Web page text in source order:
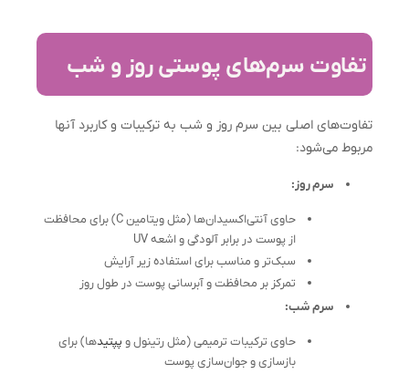
تفاوت سرم‌های پوستی روز و شب
تفاوت‌های اصلی بین سرم روز و شب به ترکیبات و کاربرد آنها
مربوط می‌شود:
سرم روز:
حاوی آنتی‌اکسیدان‌ها (مثل ویتامین C) برای محافظت
از پوست در برابر آلودگی و اشعه UV
سبک‌تر و مناسب برای استفاده زیر آرایش
تمرکز بر محافظت و آبرسانی پوست در طول روز
سرم شب:
حاوی ترکیبات ترمیمی (مثل رتینول و پپتیدها) برای
بازسازی و جوان‌سازی پوست